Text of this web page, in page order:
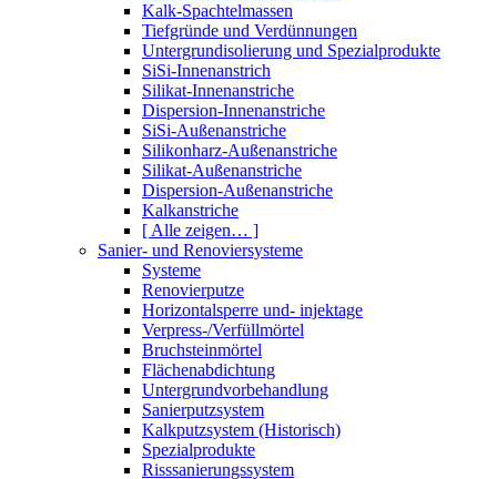
Kalk-Spachtelmassen
Tiefgründe und Verdünnungen
Untergrundisolierung und Spezialprodukte
SiSi-Innenanstrich
Silikat-Innenanstriche
Dispersion-Innenanstriche
SiSi-Außenanstriche
Silikonharz-Außenanstriche
Silikat-Außenanstriche
Dispersion-Außenanstriche
Kalkanstriche
[ Alle zeigen… ]
Sanier- und Renoviersysteme
Systeme
Renovierputze
Horizontalsperre und- injektage
Verpress-/Verfüllmörtel
Bruchsteinmörtel
Flächenabdichtung
Untergrundvorbehandlung
Sanierputzsystem
Kalkputzsystem (Historisch)
Spezialprodukte
Risssanierungssystem